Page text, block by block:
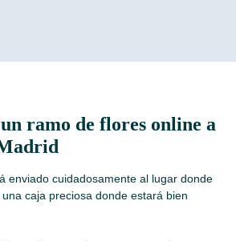
ramo de flores online a
enviado cuidadosamente al lugar donde
caja preciosa donde estará bien